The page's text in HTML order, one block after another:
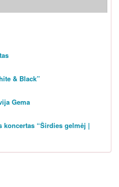
& Black”
Gema
“Širdies gelmėj |